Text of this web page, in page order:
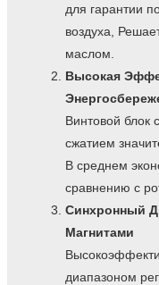
для гарантии
воздуха,
маслом.
Высокая
Винтовой блок
сжатием
В среднем
сравнению с
Синхронный
Магнитами
диапазоном